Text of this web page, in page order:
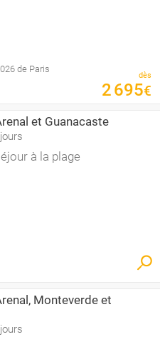
de Paris
dès
2695€
et Guanacaste
à la plage
Monteverde et